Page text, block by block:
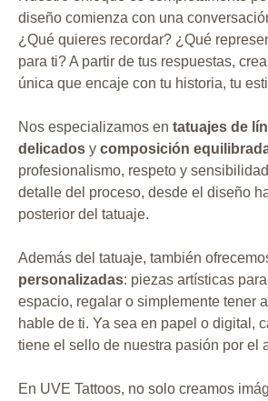
diseño comienza con una
¿Qué quieres recordar? ¿Qué
para ti? A partir de tus respuestas,
única que encaje con tu historia, tu
Nos especializamos en tatuajes de
delicados y composición
profesionalismo, respeto y
detalle del proceso, desde el diseño
posterior del tatuaje.
Además del tatuaje, también
personalizadas: piezas artísticas
espacio, regalar o simplemente tener
hable de ti. Ya sea en papel o digital,
tiene el sello de nuestra pasión por el
En UVE Tattoos, no solo creamos